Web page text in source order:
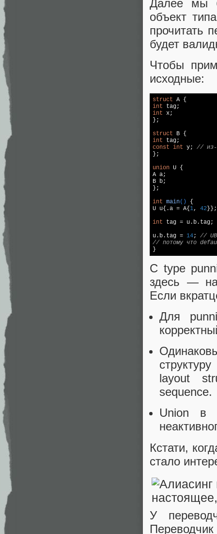
Далее мы
объект
прочитать
будет
Чтобы
исходные:
struct
int
int x;
};
struct
int
const int y; // из-
};
union U {
A a;
B b;
};
int main()
{
U u{.a = A{1, 42}};
int tag = u.b.tag;
u.b.tag = 14; //
// потому что
С type
здесь — на
Если
Для
layout
sequence.
Union в
Кстати,
стало
У